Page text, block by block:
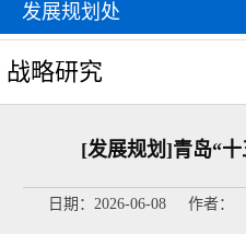
发展规划处
战略研究
[发展规划]青岛“
日期：2026-06-08 作者